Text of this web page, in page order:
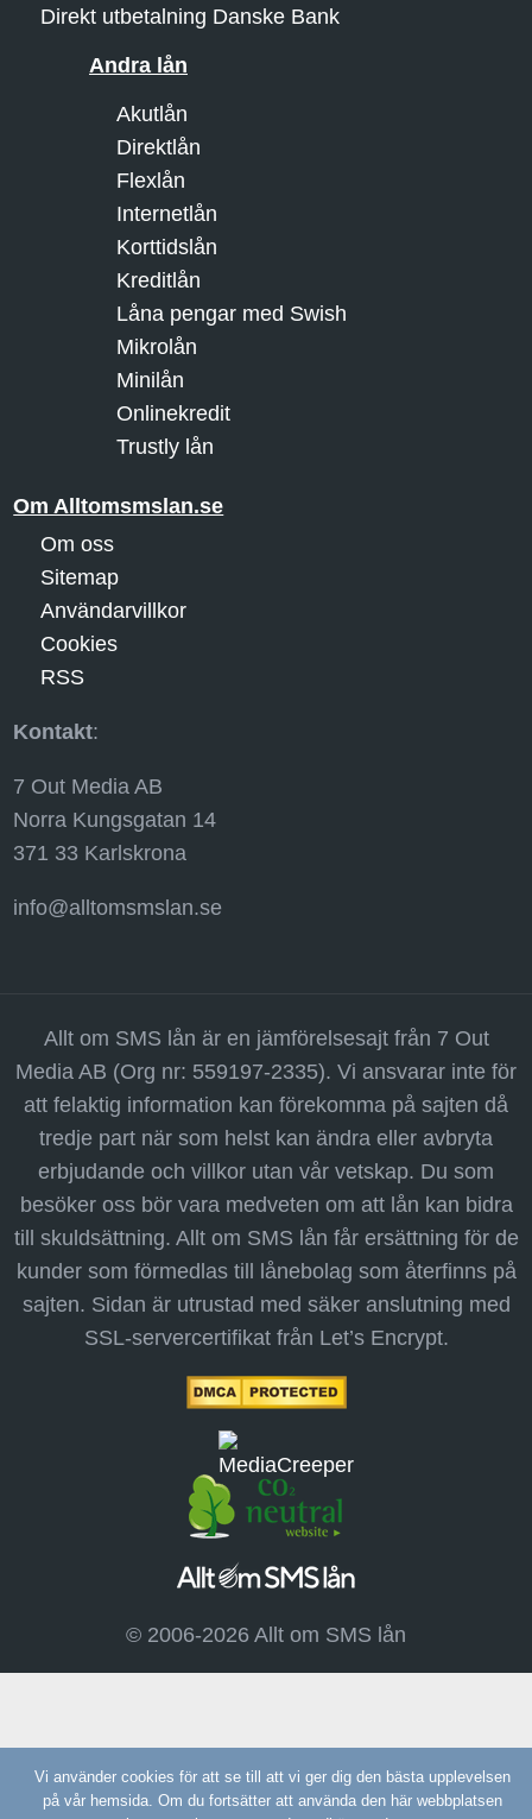
Direkt utbetalning Danske Bank
Andra lån
Akutlån
Direktlån
Flexlån
Internetlån
Korttidslån
Kreditlån
Låna pengar med Swish
Mikrolån
Minilån
Onlinekredit
Trustly lån
Om Alltomsmslan.se
Om oss
Sitemap
Användarvillkor
Cookies
RSS
Kontakt:
7 Out Media AB
Norra Kungsgatan 14
371 33 Karlskrona
info@alltomsmslan.se
Allt om SMS lån är en jämförelsesajt från 7 Out
Media AB (Org nr: 559197-2335). Vi ansvarar inte för
att felaktig information kan förekomma på sajten då
tredje part när som helst kan ändra eller avbryta
erbjudande och villkor utan vår vetskap. Du som
besöker oss bör vara medveten om att lån kan bidra
till skuldsättning. Allt om SMS lån får ersättning för de
kunder som förmedlas till lånebolag som återfinns på
sajten. Sidan är utrustad med säker anslutning med
SSL-servercertifikat från Let’s Encrypt.
© 2006-2026 Allt om SMS lån
Vi använder cookies för att se till att vi ger dig den bästa upplevelsen
på vår hemsida. Om du fortsätter att använda den här webbplatsen